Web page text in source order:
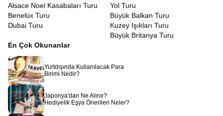
Alsace Noel Kasabaları Turu
Benelüx Turu
Dubai Turu
Yol Turu
Büyük Balkan Turu
Kuzey Işıkları Turu
Büyük Britanya Turu
En Çok Okunanlar
Yurtdışında Kullanılacak Para
Birimi Nedir?
Japonya'dan Ne Alınır?
Hediyelik Eşya Önerileri Neler?